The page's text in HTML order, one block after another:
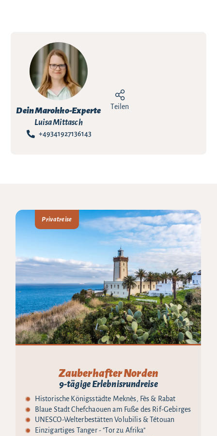
Dein Marokko-Experte
Luisa Mittasch
+49341927136143
Teilen
Privatreise
Zauberhafter Norden
9-tägige Erlebnisrundreise
Historische Königsstädte Meknès, Fès & Rabat
Blaue Stadt Chefchaouen am Fuße des Rif-Gebirges
UNESCO-Welterbestätten Volubilis & Tétouan
Einzigartiges Tanger - "Tor zu Afrika"